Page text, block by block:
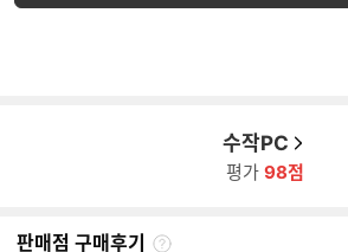
수작PC
평가 98점
판매점 구매후기